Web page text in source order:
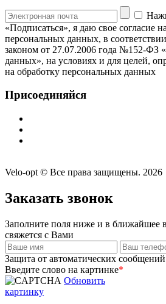
«Подписаться», я даю свое согласие
персональных данных, в
законом от 27.07.2006 года №152-ФЗ
данных», на условиях и для целей,
на обработку персональных данных
Присоединяйся
Velo-opt © Все права защищены. 2026
Заказать звонок
Заполните поля ниже и в ближайшее
свяжется с Вами
Защита от автоматических сообщений
Введите слово на картинке*
Обновить
картинку